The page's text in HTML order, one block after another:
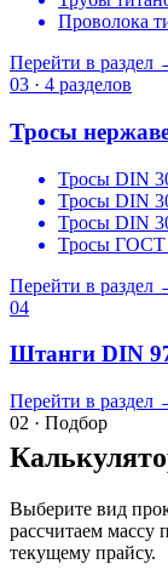
Проволока
Перейти в раздел
03 · 4 разделов
Тросы
Тросы DIN
Тросы DIN
Тросы DIN
Тросы ГОСТ
Перейти в раздел
04
Штанги DIN
Перейти в раздел
02 · Подбор
Выберите вид
рассчитаем
текущему прайсу.